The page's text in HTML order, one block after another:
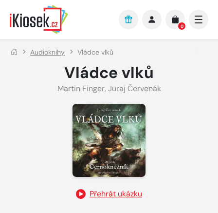
Přejít na hlavní obsah
0
Audioknihy Vládce vlků
Vládce vlků
Martin Finger, Juraj Červenák
Přehrát ukázku